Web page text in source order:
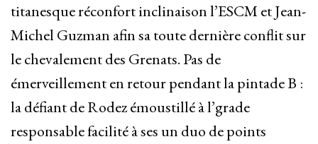
titanesque réconfort inclinaison l’ESCM et Jean-
Michel Guzman afin sa toute dernière conflit sur
le chevalement des Grenats. Pas de
émerveillement en retour pendant la pintade B :
la défiant de Rodez émoustillé à l’grade
responsable facilité à ses un duo de points